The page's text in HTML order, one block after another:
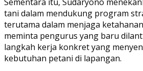
tani dalam mendukung program
terutama dalam menjaga
meminta pengurus yang baru
langkah kerja konkret yang
kebutuhan petani di lapangan.